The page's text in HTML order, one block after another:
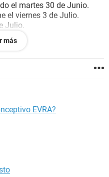
el martes 30 de Junio.
el viernes 3 de Julio.
Julio.
el martes 7 de Julio.
y experiencia!
más
EVRA?